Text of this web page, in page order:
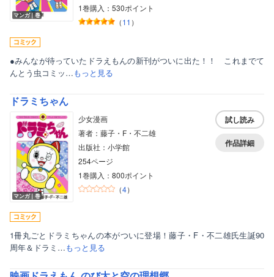
マンガ｜巻
1巻購入：530ポイント
（11 ）
●みんなが待っていたドラえもんの新刊がついに出た！！ これまでて
んとう虫コミッ…もっと見る
ドラミちゃん
マンガ｜巻
少女漫画
著者：藤子・F・不二雄
出版社：小学館
254ページ
1巻購入：800ポイント
（4）
試し読み
作品詳細
1冊丸ごとドラミちゃんの本がついに登場！藤子・F・不二雄氏生誕90
周年＆ドラミ…もっと見る